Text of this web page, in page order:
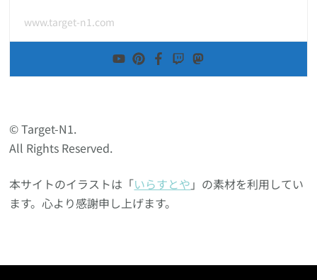
www.target-n1.com
© Target-N1.
All Rights Reserved.
本サイトのイラストは「いらすとや 」の素材を利用してい
ます。心より感謝申し上げます。